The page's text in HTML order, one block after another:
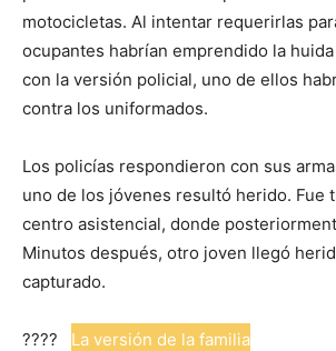
motocicletas. Al intentar requerirlas
ocupantes habrían emprendido la
con la versión policial, uno de ellos
contra los uniformados.
Los policías respondieron con sus
uno de los jóvenes resultó herido. Fue
centro asistencial, donde
Minutos después, otro joven llegó
capturado.
????️ La versión de la familia